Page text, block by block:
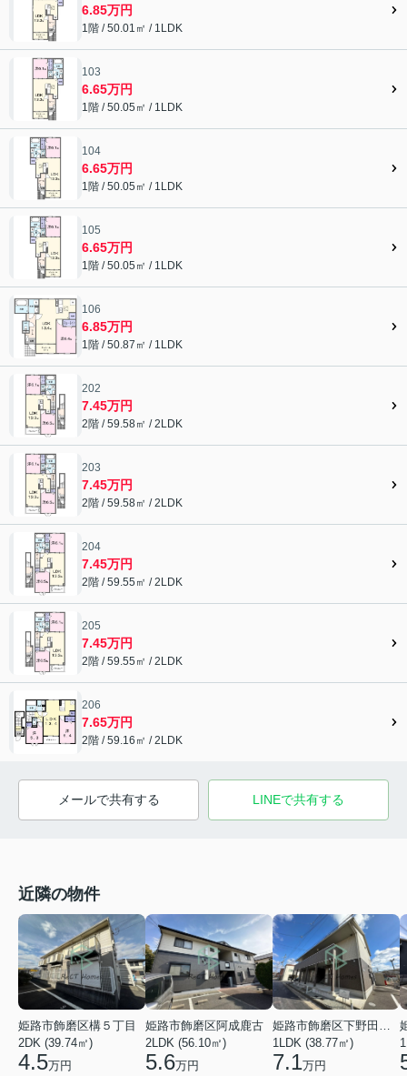
6.85万円
1階 / 50.01㎡ / 1LDK
103
6.65万円
1階 / 50.05㎡ / 1LDK
104
6.65万円
1階 / 50.05㎡ / 1LDK
105
6.65万円
1階 / 50.05㎡ / 1LDK
106
6.85万円
1階 / 50.87㎡ / 1LDK
202
7.45万円
2階 / 59.58㎡ / 2LDK
203
7.45万円
2階 / 59.58㎡ / 2LDK
204
7.45万円
2階 / 59.55㎡ / 2LDK
205
7.45万円
2階 / 59.55㎡ / 2LDK
206
7.65万円
2階 / 59.16㎡ / 2LDK
メールで共有する LINEで共有する
近隣の物件
姫路市飾磨区構５丁目
2DK (39.74㎡)
4.5万円
姫路市飾磨区阿成鹿古
2LDK (56.10㎡)
5.6万円
1LDK (38.77㎡)
7.1万円